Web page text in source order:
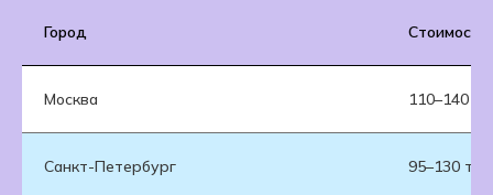
Город Стоимость
Москва 110–140
Санкт-Петербург 95–130